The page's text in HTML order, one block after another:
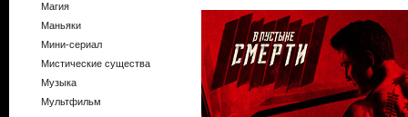
Магия
Маньяки
Мини-сериал
Мистические существа
Музыка
Мультфильм